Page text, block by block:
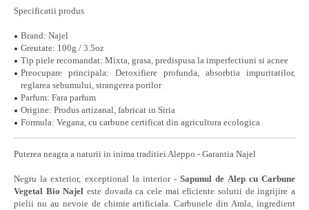
Specificatii produs
Brand: Najel
Greutate: 100g / 3.5oz
Tip piele recomandat: Mixta, grasa, predispusa la imperfectiuni si acnee
Preocupare principala: Detoxifiere profunda, absorbtia impuritatilor,
reglarea sebumului, strangerea porilor
Parfum: Fara parfum
Origine: Produs artizanal, fabricat in Siria
Formula: Vegana, cu carbune certificat din agricultura ecologica
Puterea neagra a naturii in inima traditiei Aleppo - Garantia Najel
Negru la exterior, exceptional la interior -Sapunul de Alep cu Carbune
Vegetal Bio Najel este dovada ca cele mai eficiente solutii de ingrijire a
pielii nu au nevoie de chimie artificiala. Carbunele din Amla, ingredient